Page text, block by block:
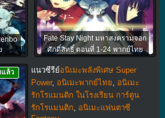
Fate Stay Night มหาสงครามจอก
ศักดิ์สิทธิ์ ตอนที่ 1-24 พากย์ไทย
ล้ว แนวซีรีย์อนิเมะพลังพิเศษ Super
Power, อนิเมะพากย์ไทย
อนิเมะ
รักโรแมนติก ในโรงเรียน การ์ตูน
รักโรแมนติก
อนิเมะแฟนตาซี